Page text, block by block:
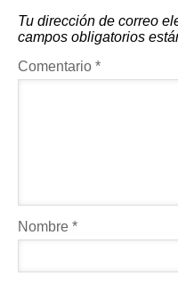
Tu dirección de correo
campos obligatorios
Comentario *
Nombre *